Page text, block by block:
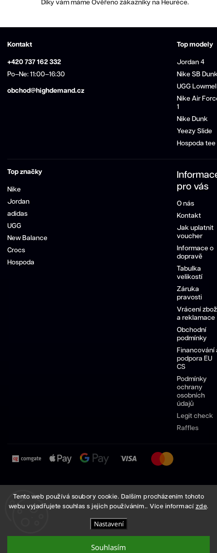
Tento web používá soubory cookie. Dalším procházením tohoto
webu vyjadřujete souhlas s jejich používáním.. Více informací zde.
Nastavení
Souhlasím
Díky vám máme Ověřeno zákazníky na Heuréce.
Kontakt
+420 737 162 332
Po–Ne: 11:00–16:30
obchod@highdemand.cz
Top modely
Jordan 4
Nike SB
UGG Lowmel
Nike Air
1
Nike Dunk
Yeezy Slide
Hospoda tee
Top značky
Nike
Jordan
adidas
UGG
New Balance
Crocs
Hospoda
pro vás
O nás
Kontakt
Jak uplatnit
voucher
Informace o
dopravě
Tabulka
velikostí
Záruka
pravosti
Vrácení
a reklamace
Obchodní
podmínky
Financování
podpora EU
CS
Podmínky
ochrany
osobních
údajů
Legit check
Raffles
Pánské
boty
Nike
Dámské
boty
Nike
Sneakersy
Nike
Pánské
boty
Adidas
Dámské
boty
Adidas
High Demand. Všechna práva vyhrazena.